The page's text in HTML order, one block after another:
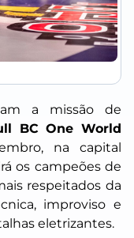
a missão de
BC One World
na capital
os campeões de
respeitados da
improviso e
eletrizantes.